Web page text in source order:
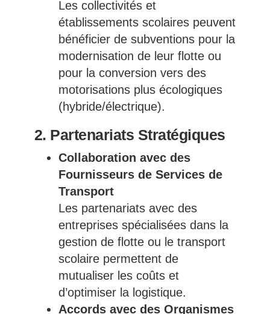
Les collectivités et
établissements scolaires peuvent
bénéficier de subventions pour la
modernisation de leur flotte ou
pour la conversion vers des
motorisations plus écologiques
(hybride/électrique).
2. Partenariats Stratégiques
Collaboration avec des
Fournisseurs de Services de
Transport
Les partenariats avec des
entreprises spécialisées dans la
gestion de flotte ou le transport
scolaire permettent de
mutualiser les coûts et
d’optimiser la logistique.
Accords avec des Organismes